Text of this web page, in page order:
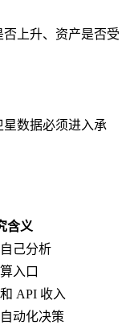
上升、资产是否受
数据必须进入承
含义
己分析
入口
API 收入
动化决策